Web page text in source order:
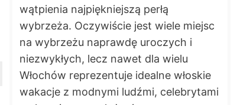
wątpienia najpiękniejszą perłą
wybrzeża. Oczywiście jest wiele miejsc
na wybrzeżu naprawdę uroczych i
niezwykłych, lecz nawet dla wielu
Włochów reprezentuje idealne włoskie
wakacje z modnymi ludźmi, celebrytami